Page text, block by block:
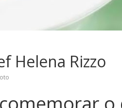
Helena Rizzo